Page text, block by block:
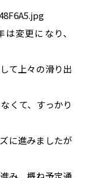
変更になり、
て上々の滑り出
くて、すっかり
に進みましたが